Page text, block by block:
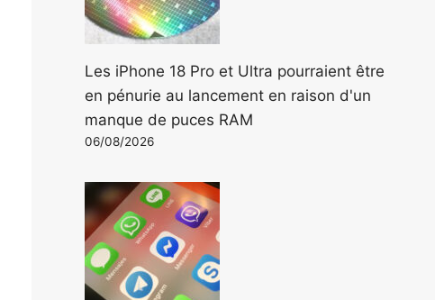
Les iPhone 18 Pro et Ultra pourraient être
en pénurie au lancement en raison d'un
manque de puces RAM
06/08/2026